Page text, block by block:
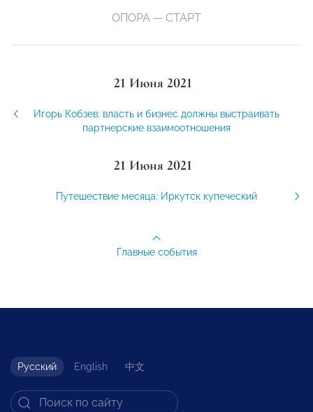
ОПОРА — СТАРТ
21 Июня 2021
Игорь Кобзев: власть и бизнес должны выстраивать
партнерские взаимоотношения
21 Июня 2021
Путешествие месяца: Иркутск купеческий
Главные события
Русский English 中文